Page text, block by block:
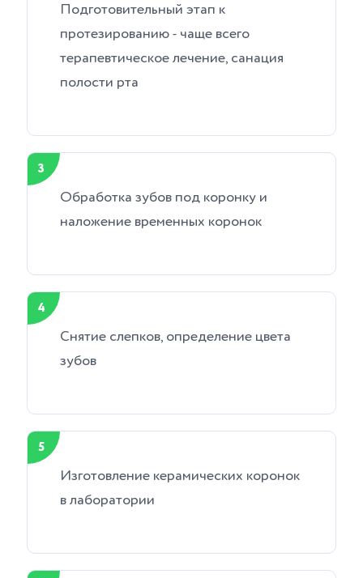
Подготовительный этап к
протезированию - чаще всего
терапевтическое лечение, санация
полости рта
3
Обработка зубов под коронку и
наложение временных коронок
4
Снятие слепков, определение цвета
зубов
5
Изготовление керамических коронок
в лаборатории